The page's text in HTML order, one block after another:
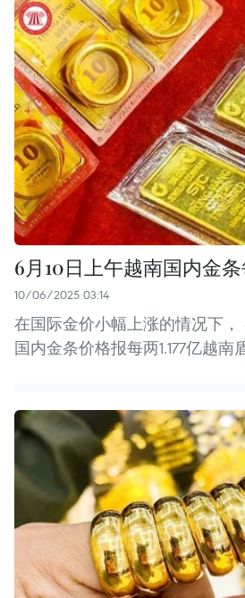
6月10日上午越南国内金条
10/06/2025 03:14
在国际金价小幅上涨的情况下，
国内金条价格报每两1.177亿越南